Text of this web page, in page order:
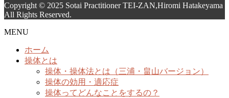
Copyright © 2025 Sotai Practitioner TEI-ZAN,Hiromi Hatakeyama
All Rights Reserved.
MENU
ホーム
操体とは
操体・操体法とは（三浦・畠山バージョン）
操体の効用・適応症
操体ってどんなことをするの？